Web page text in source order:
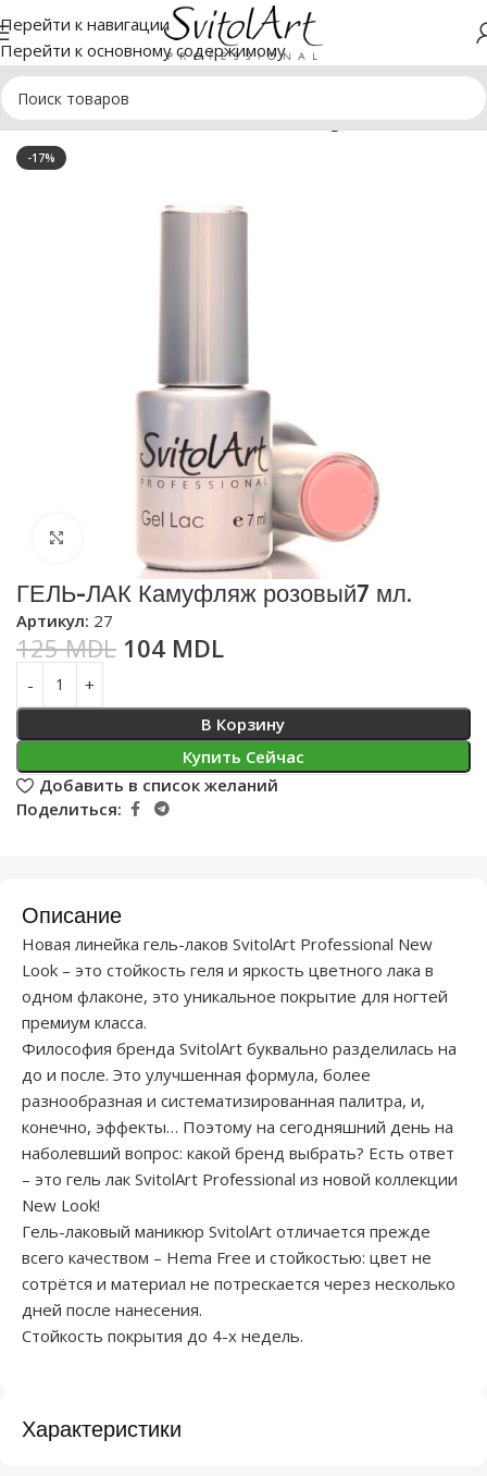
Перейти к навигации
Перейти к основному содержимому
Главная МАНИКЮР Гель-лаки SvitolArt Light Rose 001-099
-17%
Нажмите, чтобы увеличить
ГЕЛЬ-ЛАК Камуфляж розовый7 мл.
Артикул: 27
125MDL 104 MDL
В Корзину
Купить Сейчас
Добавить в список желаний
Поделиться:
Описание
Новая линейка гель-лаков SvitolArt Professional New
Look – это стойкость геля и яркость цветного лака в
одном флаконе, это уникальное покрытие для ногтей
премиум класса.
Философия бренда SvitolArt буквально разделилась на
до и после. Это улучшенная формула, более
разнообразная и систематизированная палитра, и,
конечно, эффекты… Поэтому на сегодняшний день на
наболевший вопрос: какой бренд выбрать? Есть ответ
– это гель лак SvitolArt Professional из новой коллекции
New Look!
Гель-лаковый маникюр SvitolArt отличается прежде
всего качеством – Hema Free и стойкостью: цвет не
сотрётся и материал не потрескается через несколько
дней после нанесения.
Стойкость покрытия до 4-х недель.
Характеристики